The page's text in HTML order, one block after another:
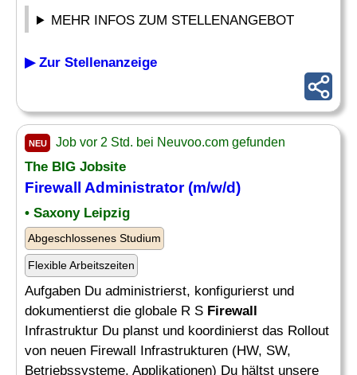
MEHR INFOS ZUM STELLENANGEBOT
▶ Zur Stellenanzeige
NEU Job vor 2 Std. bei Neuvoo.com gefunden
The BIG Jobsite
Firewall Administrator(m/w/d)
• Saxony Leipzig
Abgeschlossenes Studium
Flexible Arbeitszeiten
Aufgaben Du administrierst, konfigurierst und
dokumentierst die globale R S Firewall
Infrastruktur Du planst und koordinierst das Rollout
von neuen Firewall Infrastrukturen (HW, SW,
Betriebssysteme, Applikationen) Du hältst unsere